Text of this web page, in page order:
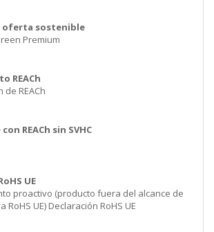
oferta sostenible
Premium
REACh
de REACh
REACh sin SVHC
UE
proactivo (producto fuera del alcance de
RoHS UE) Declaración RoHS UE